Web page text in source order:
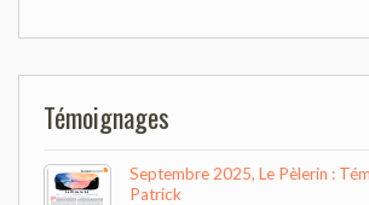
Témoignages
Septembre 2025, Le Pèlerin :
Patrick